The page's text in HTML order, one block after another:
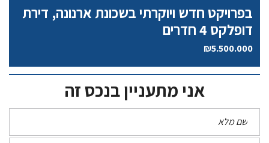
בפרויקט חדש ויוקרתי בשכונת ארנונה, דירת
דופלקס 4 חדרים
₪5.500.000
אני מתעניין בנכס זה